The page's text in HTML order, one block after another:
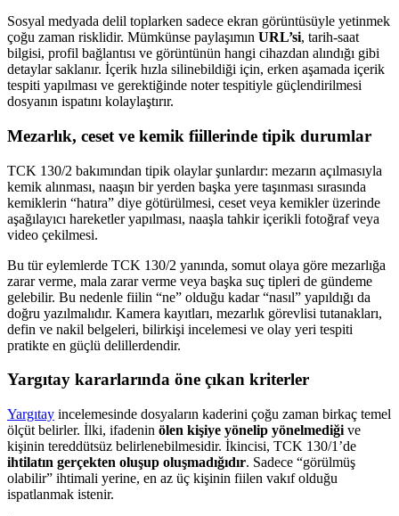
Sosyal medyada delil toplarken sadece ekran görüntüsüyle yetinmek
çoğu zaman risklidir. Mümkünse paylaşımın URL’si, tarih-saat
bilgisi, profil bağlantısı ve görüntünün hangi cihazdan alındığı gibi
detaylar saklanır. İçerik hızla silinebildiği için, erken aşamada içerik
tespiti yapılması ve gerektiğinde noter tespitiyle güçlendirilmesi
dosyanın ispatını kolaylaştırır.
Mezarlık, ceset ve kemik fiillerinde tipik durumlar
TCK 130/2 bakımından tipik olaylar şunlardır: mezarın açılmasıyla
kemik alınması, naaşın bir yerden başka yere taşınması sırasında
kemiklerin “hatıra” diye götürülmesi, ceset veya kemikler üzerinde
aşağılayıcı hareketler yapılması, naaşla tahkir içerikli fotoğraf veya
video çekilmesi.
Bu tür eylemlerde TCK 130/2 yanında, somut olaya göre mezarlığa
zarar verme, mala zarar verme veya başka suç tipleri de gündeme
gelebilir. Bu nedenle fiilin “ne” olduğu kadar “nasıl” yapıldığı da
doğru yazılmalıdır. Kamera kayıtları, mezarlık görevlisi tutanakları,
defin ve nakil belgeleri, bilirkişi incelemesi ve olay yeri tespiti
pratikte en güçlü delillerdendir.
Yargıtay kararlarında öne çıkan kriterler
Yargıtay incelemesinde dosyaların kaderini çoğu zaman birkaç temel
ölçüt belirler. İlki, ifadenin ölen kişiye yönelip yönelmediği ve
kişinin tereddütsüz belirlenebilmesidir. İkincisi, TCK 130/1’de
ihtilatın gerçekten oluşup oluşmadığıdır. Sadece “görülmüş
olabilir” ihtimali yerine, en az üç kişinin fiilen vakıf olduğu
ispatlanmak istenir.